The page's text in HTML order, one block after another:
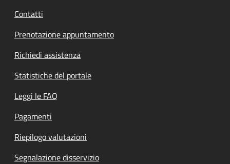
Contatti
Prenotazione appuntamento
Richiedi assistenza
Statistiche del portale
Leggi le FAQ
Pagamenti
Riepilogo valutazioni
Segnalazione disservizio